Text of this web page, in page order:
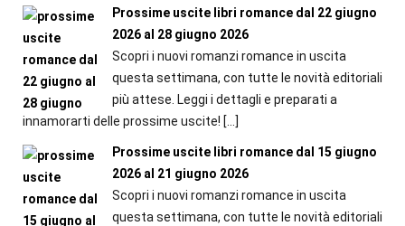
Prossime uscite libri romance dal 22 giugno
2026 al 28 giugno 2026
Scopri i nuovi romanzi romance in uscita
questa settimana, con tutte le novità editoriali
più attese. Leggi i dettagli e preparati a
innamorarti delle prossime uscite! […]
Prossime uscite libri romance dal 15 giugno
2026 al 21 giugno 2026
Scopri i nuovi romanzi romance in uscita
questa settimana, con tutte le novità editoriali